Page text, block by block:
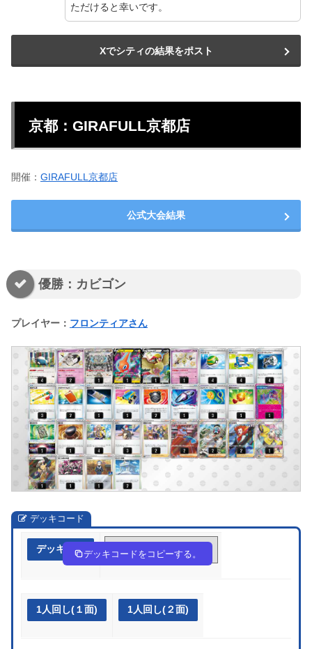
ただけると幸いです。
Xでシティの結果をポスト
京都：GIRAFULL京都店
開催： GIRAFULL京都店
公式大会結果
優勝：カビゴン
プレイヤー： フロンティアさん
デッキコード
デッキ作成 yyyXSy-nYewSe-MEyXp2
デッキコードをコピーする。
1人回し(１面) 1人回し(２面)